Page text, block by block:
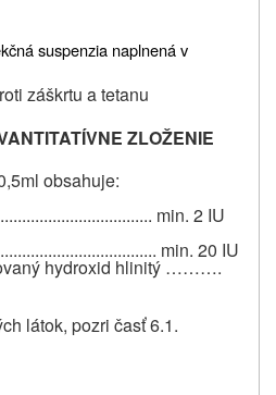
suspenzia naplnená v
záškrtu a tetanu
ZLOŽENIE
obsahuje:
min. 2 IU
min. 20 IU
hydroxid hlinitý ……….
látok, pozri časť 6.1.